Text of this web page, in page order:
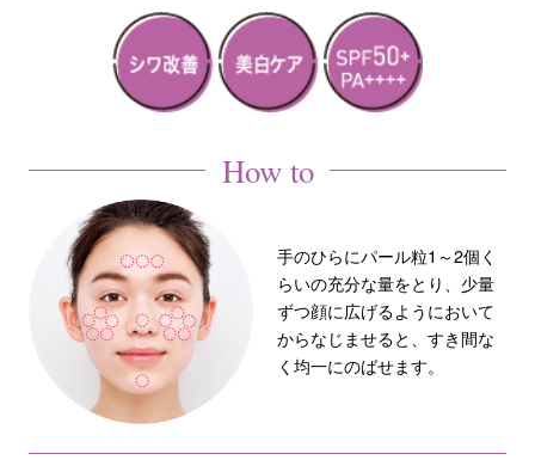
How to
手のひらにパール粒1～2個く
らいの充分な量をとり、少量
ずつ顔に広げるようにおいて
からなじませると、すき間な
く均一にのばせます。